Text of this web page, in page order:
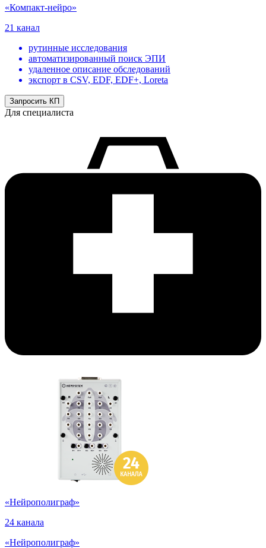
«Компакт-нейро»
21 канал
рутинные исследования
автоматизированный поиск ЭПИ
удаленное описание обследований
экспорт в CSV, EDF, EDF+, Loreta
Запросить КП
Для специалиста
«Нейрополиграф»
24 канала
«Нейрополиграф»